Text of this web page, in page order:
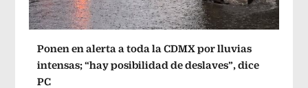
Ponen en alerta a toda la CDMX por lluvias
intensas; “hay posibilidad de deslaves”, dice
PC